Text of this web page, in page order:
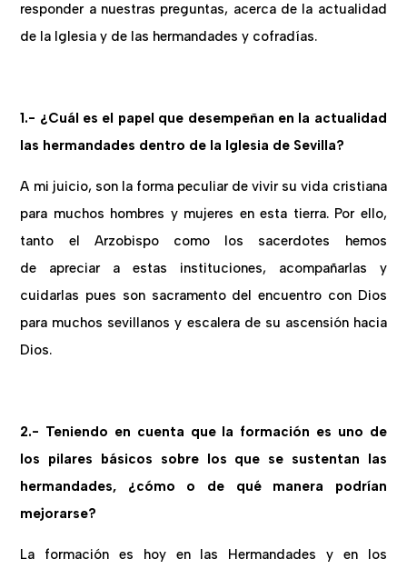
responder a nuestras preguntas, acerca de la actualidad
de la Iglesia y de las hermandades y cofradías.
1.- ¿Cuál es el papel que desempeñan en la actualidad
las hermandades dentro de la Iglesia de Sevilla?
A mi juicio, son la forma peculiar de vivir su vida cristiana
para muchos hombres y mujeres en esta tierra. Por ello,
tanto el Arzobispo como los sacerdotes hemos
de apreciar a estas instituciones, acompañarlas y
cuidarlas pues son sacramento del encuentro con Dios
para muchos sevillanos y escalera de su ascensión hacia
Dios.
2.- Teniendo en cuenta que la formación es uno de
los pilares básicos sobre los que se sustentan las
hermandades, ¿cómo o de qué manera podrían
mejorarse?
La formación es hoy en las Hermandades y en los